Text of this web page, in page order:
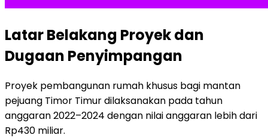
Latar Belakang Proyek dan
Dugaan Penyimpangan
Proyek pembangunan rumah khusus bagi mantan
pejuang Timor Timur dilaksanakan pada tahun
anggaran 2022–2024 dengan nilai anggaran lebih dari
Rp430 miliar.